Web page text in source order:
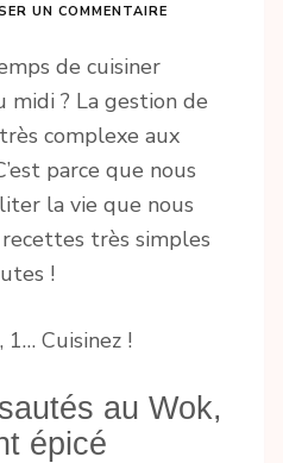
UN COMMENTAIRE
de cuisiner
midi ? La gestion de
complexe aux
parce que nous
la vie que nous
très simples
!
1… Cuisinez !
au Wok,
épicé